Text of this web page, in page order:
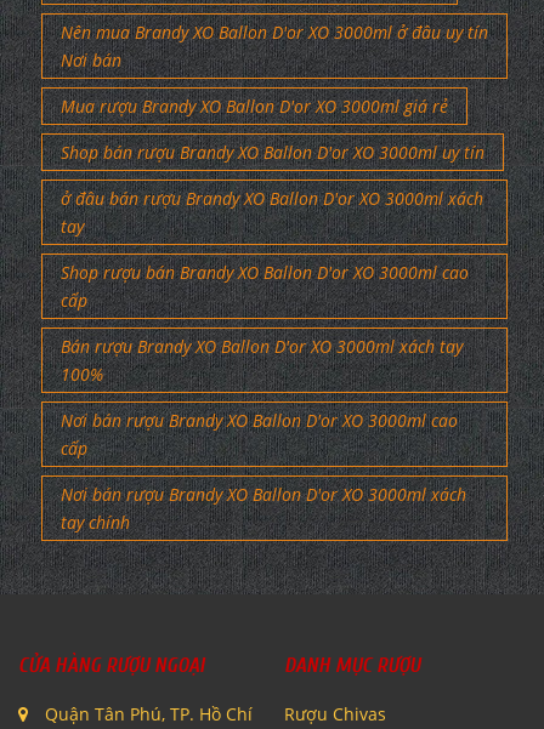
Nên mua Brandy XO Ballon D'or XO 3000ml ở đâu uy tín
Nơi bán
Mua rượu Brandy XO Ballon D'or XO 3000ml giá rẻ
Shop bán rượu Brandy XO Ballon D'or XO 3000ml uy tín
ở đâu bán rượu Brandy XO Ballon D'or XO 3000ml xách
tay
Shop rượu bán Brandy XO Ballon D'or XO 3000ml cao
cấp
Bán rượu Brandy XO Ballon D'or XO 3000ml xách tay
100%
Nơi bán rượu Brandy XO Ballon D'or XO 3000ml cao
cấp
Nơi bán rượu Brandy XO Ballon D'or XO 3000ml xách
tay chính
CỬA HÀNG RƯỢU NGOẠI
Quận Tân Phú, TP. Hồ Chí
DANH MỤC RƯỢU
Rượu Chivas